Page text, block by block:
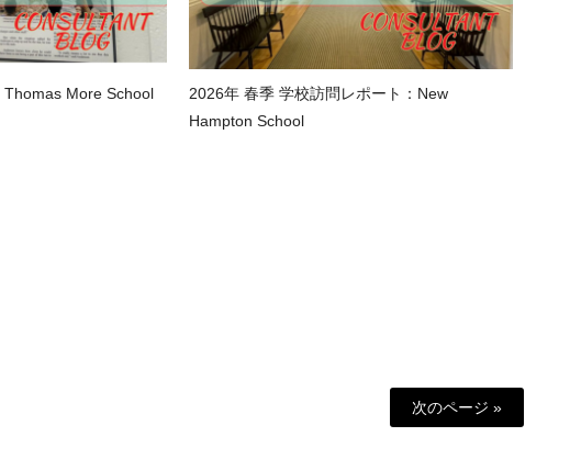
More School
2026年 春季 学校訪問レポート：New
Hampton School
次のページ »